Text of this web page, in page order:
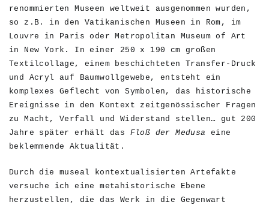
renommierten Museen weltweit ausgenommen wurden,
so z.B. in den Vatikanischen Museen in Rom, im
Louvre in Paris oder Metropolitan Museum of Art
in New York. In einer 250 x 190 cm großen
Textilcollage, einem beschichteten Transfer-Druck
und Acryl auf Baumwollgewebe, entsteht ein
komplexes Geflecht von Symbolen, das historische
Ereignisse in den Kontext zeitgenössischer Fragen
zu Macht, Verfall und Widerstand stellen… gut 200
Jahre später erhält das Floß der Medusa
eine
beklemmende Aktualität.
Durch die museal kontextualisierten Artefakte
versuche ich eine metahistorische Ebene
herzustellen, die das Werk in die Gegenwart